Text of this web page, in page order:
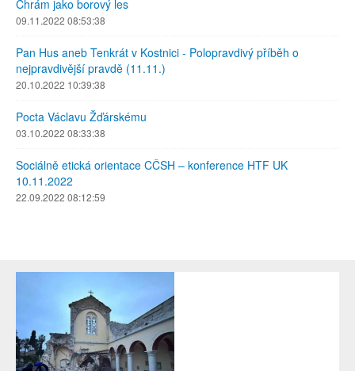
Chrám jako borový les
09.11.2022 08:53:38
Pan Hus aneb Tenkrát v Kostnici - Polopravdivý příběh o
nejpravdivější pravdě (11.11.)
20.10.2022 10:39:38
Pocta Václavu Žďárskému
03.10.2022 08:33:38
Sociálně etická orientace CČSH – konference HTF UK
10.11.2022
22.09.2022 08:12:59